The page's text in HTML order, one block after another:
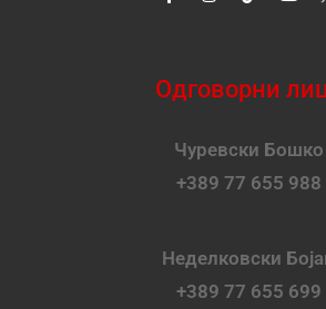
Одговорни
Чуревски Бошко
+389 77 655 988
Неделковски
+389 77 655 699